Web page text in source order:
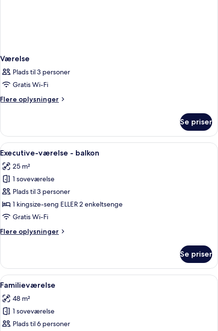
Værelse
Plads til 3 personer
Gratis Wi-Fi
Flere oplysninger
Flere
Se priser
Indlæs
alle
billeder
af
Executive-
værelse
-
Et hotelværelse med en stor seng, et
11
Executive-værelse - balkon
25 m²
1 soveværelse
Plads til 3 personer
1 kingsize-seng ELLER 2 enkeltsenge
Gratis Wi-Fi
Flere oplysninger
Flere
værelse
balkon
Se priser
Indlæs
alle
billeder
af
Familieværelse
Familieværelse | Allergivenligt
14
Familieværelse
48 m²
1 soveværelse
Plads til 6 personer